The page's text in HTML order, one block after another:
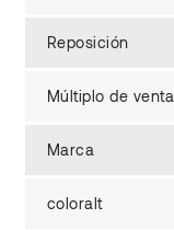
Reposición
Múltiplo de venta
Marca
coloralt